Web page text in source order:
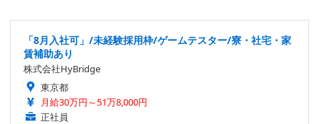
「8月入社可」/未経験採用枠/ゲームテスター/寮・社宅・家
賃補助あり
株式会社HyBridge
東京都
月給30万円～51万8,000円
正社員